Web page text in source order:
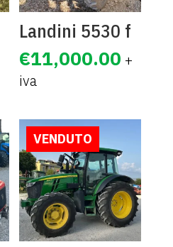
Landini 5530 f
€11,000.00
VENDUTO